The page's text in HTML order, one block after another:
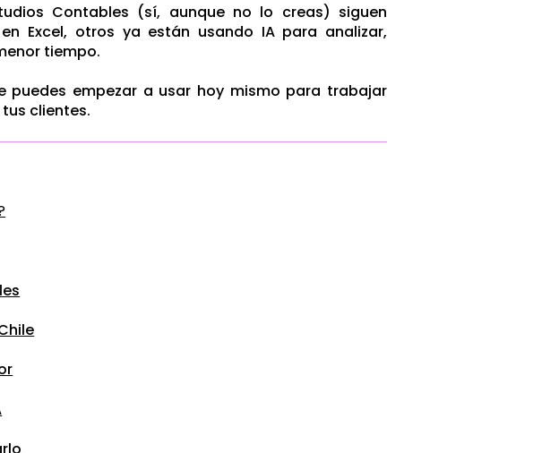
Contables (sí, aunque no lo creas) siguen
Excel, otros ya están usando IA para analizar,
tiempo.
puedes empezar a usar hoy mismo para trabajar
clientes.